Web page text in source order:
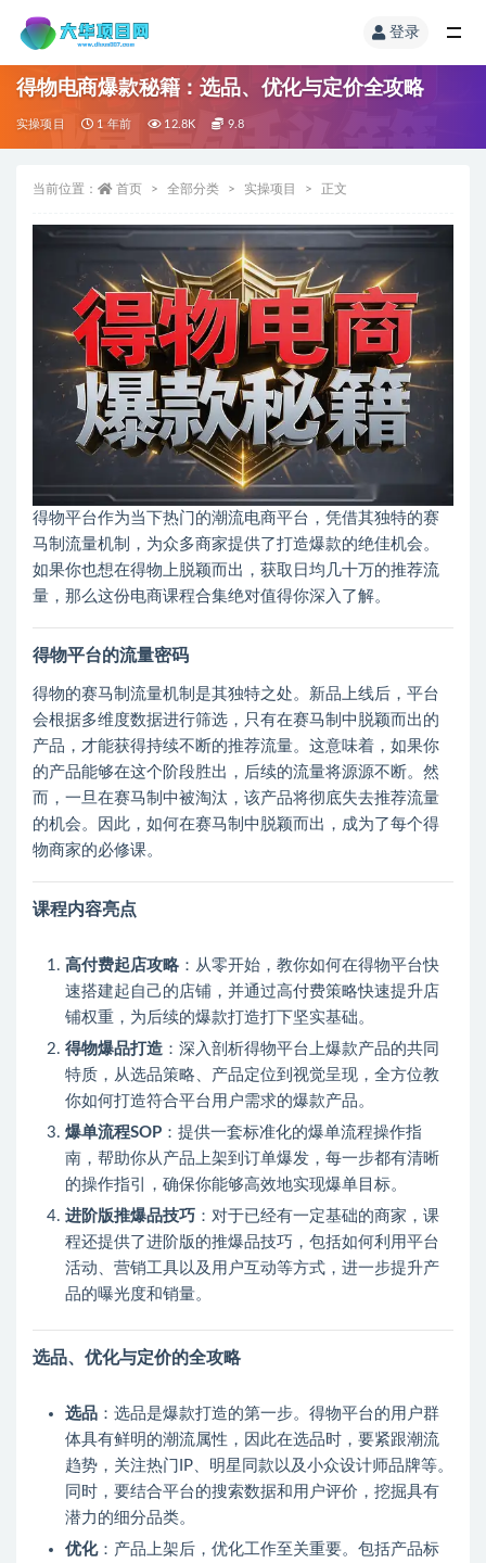
登录
得物电商爆款秘籍：选品、优化与定价全攻略
实操项目 1 年前 12.8K 9.8
当前位置： 首页 全部分类 实操项目 正文
得物平台作为当下热门的潮流电商平台，凭借其独特的赛
马制流量机制，为众多商家提供了打造爆款的绝佳机会。
如果你也想在得物上脱颖而出，获取日均几十万的推荐流
量，那么这份电商课程合集绝对值得你深入了解。
得物平台的流量密码
得物的赛马制流量机制是其独特之处。新品上线后，平台
会根据多维度数据进行筛选，只有在赛马制中脱颖而出的
产品，才能获得持续不断的推荐流量。这意味着，如果你
的产品能够在这个阶段胜出，后续的流量将源源不断。然
而，一旦在赛马制中被淘汰，该产品将彻底失去推荐流量
的机会。因此，如何在赛马制中脱颖而出，成为了每个得
物商家的必修课。
课程内容亮点
高付费起店攻略 ：从零开始，教你如何在得物平台快
速搭建起自己的店铺，并通过高付费策略快速提升店
铺权重，为后续的爆款打造打下坚实基础。
得物爆品打造 ：深入剖析得物平台上爆款产品的共同
特质，从选品策略、产品定位到视觉呈现，全方位教
你如何打造符合平台用户需求的爆款产品。
爆单流程SOP ：提供一套标准化的爆单流程操作指
南，帮助你从产品上架到订单爆发，每一步都有清晰
的操作指引，确保你能够高效地实现爆单目标。
进阶版推爆品技巧 ：对于已经有一定基础的商家，课
程还提供了进阶版的推爆品技巧，包括如何利用平台
活动、营销工具以及用户互动等方式，进一步提升产
品的曝光度和销量。
选品、优化与定价的全攻略
选品 ：选品是爆款打造的第一步。得物平台的用户群
体具有鲜明的潮流属性，因此在选品时，要紧跟潮流
趋势，关注热门IP、明星同款以及小众设计师品牌等。
同时，要结合平台的搜索数据和用户评价，挖掘具有
潜力的细分品类。
优化：产品上架后，优化工作至关重要。包括产品标